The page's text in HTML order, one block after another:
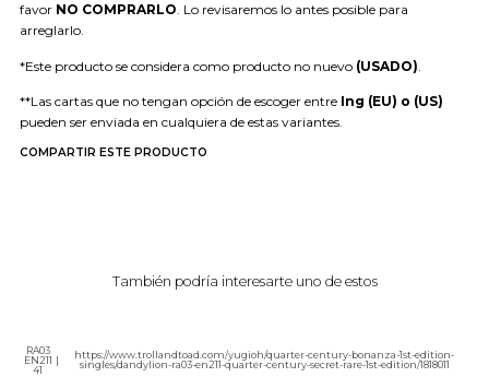
favor NO COMPRARLO. Lo revisaremos lo antes posible para
arreglarlo.
*Este producto se considera como producto no nuevo (USADO)
**Las cartas que no tengan opción de escoger entre Ing (EU) o (US)
pueden ser enviada en cualquiera de estas variantes.
COMPARTIR ESTE PRODUCTO
También podría interesarte uno de estos
RA03
EN211
41
|
https://www.trollandtoad.com/yugioh/quarter-century-bonanza-1st-edition-
singles/dandylion-ra03-en211-quarter-century-secret-rare-1st-edition/1818011